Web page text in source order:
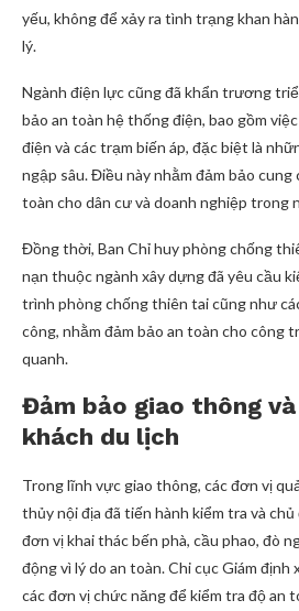
yếu, không để xảy ra tình trạng khan
lý.
Ngành điện lực cũng đã khẩn trương
bảo an toàn hệ thống điện, bao gồm
điện và các trạm biến áp, đặc biệt là
ngập sâu. Điều này nhằm đảm bảo cung
toàn cho dân cư và doanh nghiệp trong
Đồng thời, Ban Chỉ huy phòng chống
nạn thuộc ngành xây dựng đã yêu cầu
trình phòng chống thiên tai cũng như
công, nhằm đảm bảo an toàn cho công
quanh.
Đảm bảo giao thông
khách du lịch
Trong lĩnh vực giao thông, các đơn vị
thủy nội địa đã tiến hành kiểm tra và
đơn vị khai thác bến phà, cầu phao, đò
động vì lý do an toàn. Chi cục Giám
các đơn vị chức năng để kiểm tra độ an